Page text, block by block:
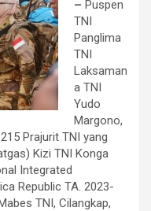
– Puspen
TNI
Panglima
TNI
Laksaman
a TNI
Yudo
Margono,
Prajurit TNI yang
Kizi TNI Konga
Integrated
Republic TA. 2023-
TNI, Cilangkap,